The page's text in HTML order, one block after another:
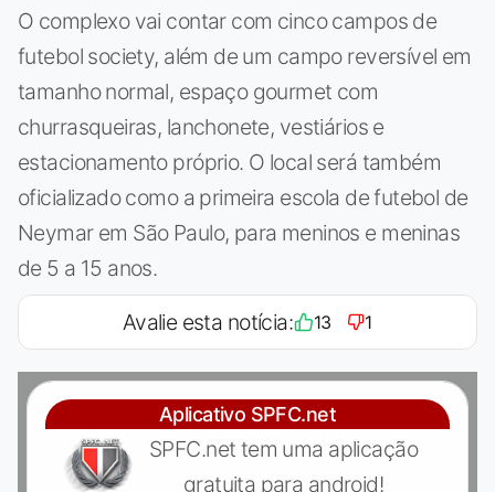
O complexo vai contar com cinco campos de
futebol society, além de um campo reversível em
tamanho normal, espaço gourmet com
churrasqueiras, lanchonete, vestiários e
estacionamento próprio. O local será também
oficializado como a primeira escola de futebol de
Neymar em São Paulo, para meninos e meninas
de 5 a 15 anos.
Avalie esta notícia: 13 1
Aplicativo SPFC.net
SPFC.net tem uma aplicação
gratuita para android!